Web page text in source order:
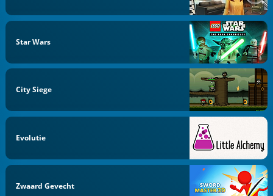
Star Wars
City Siege
Evolutie
Zwaard Gevecht